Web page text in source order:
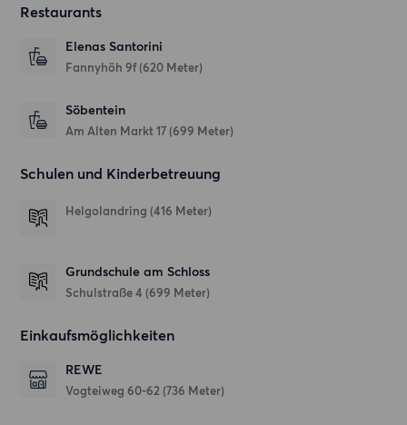
Restaurants
Elenas Santorini
Fannyhöh 9f(620 Meter)
Söbentein
Am Alten Markt 17 (699 Meter)
Schulen und Kinderbetreuung
Helgolandring (416 Meter)
Grundschule am Schloss
Schulstraße 4 (699 Meter)
Einkaufsmöglichkeiten
REWE
Vogteiweg 60-62 (736 Meter)